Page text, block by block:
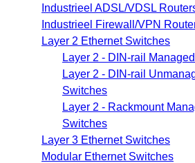
Industrieel ADSL/VDSL
Industrieel Firewall/VPN
Layer 2 Ethernet Switches
Layer 2 - DIN-rail
Layer 2 - DIN-rail
Switches
Layer 2 - Rackmount
Switches
Layer 3 Ethernet Switches
Modular Ethernet Switches